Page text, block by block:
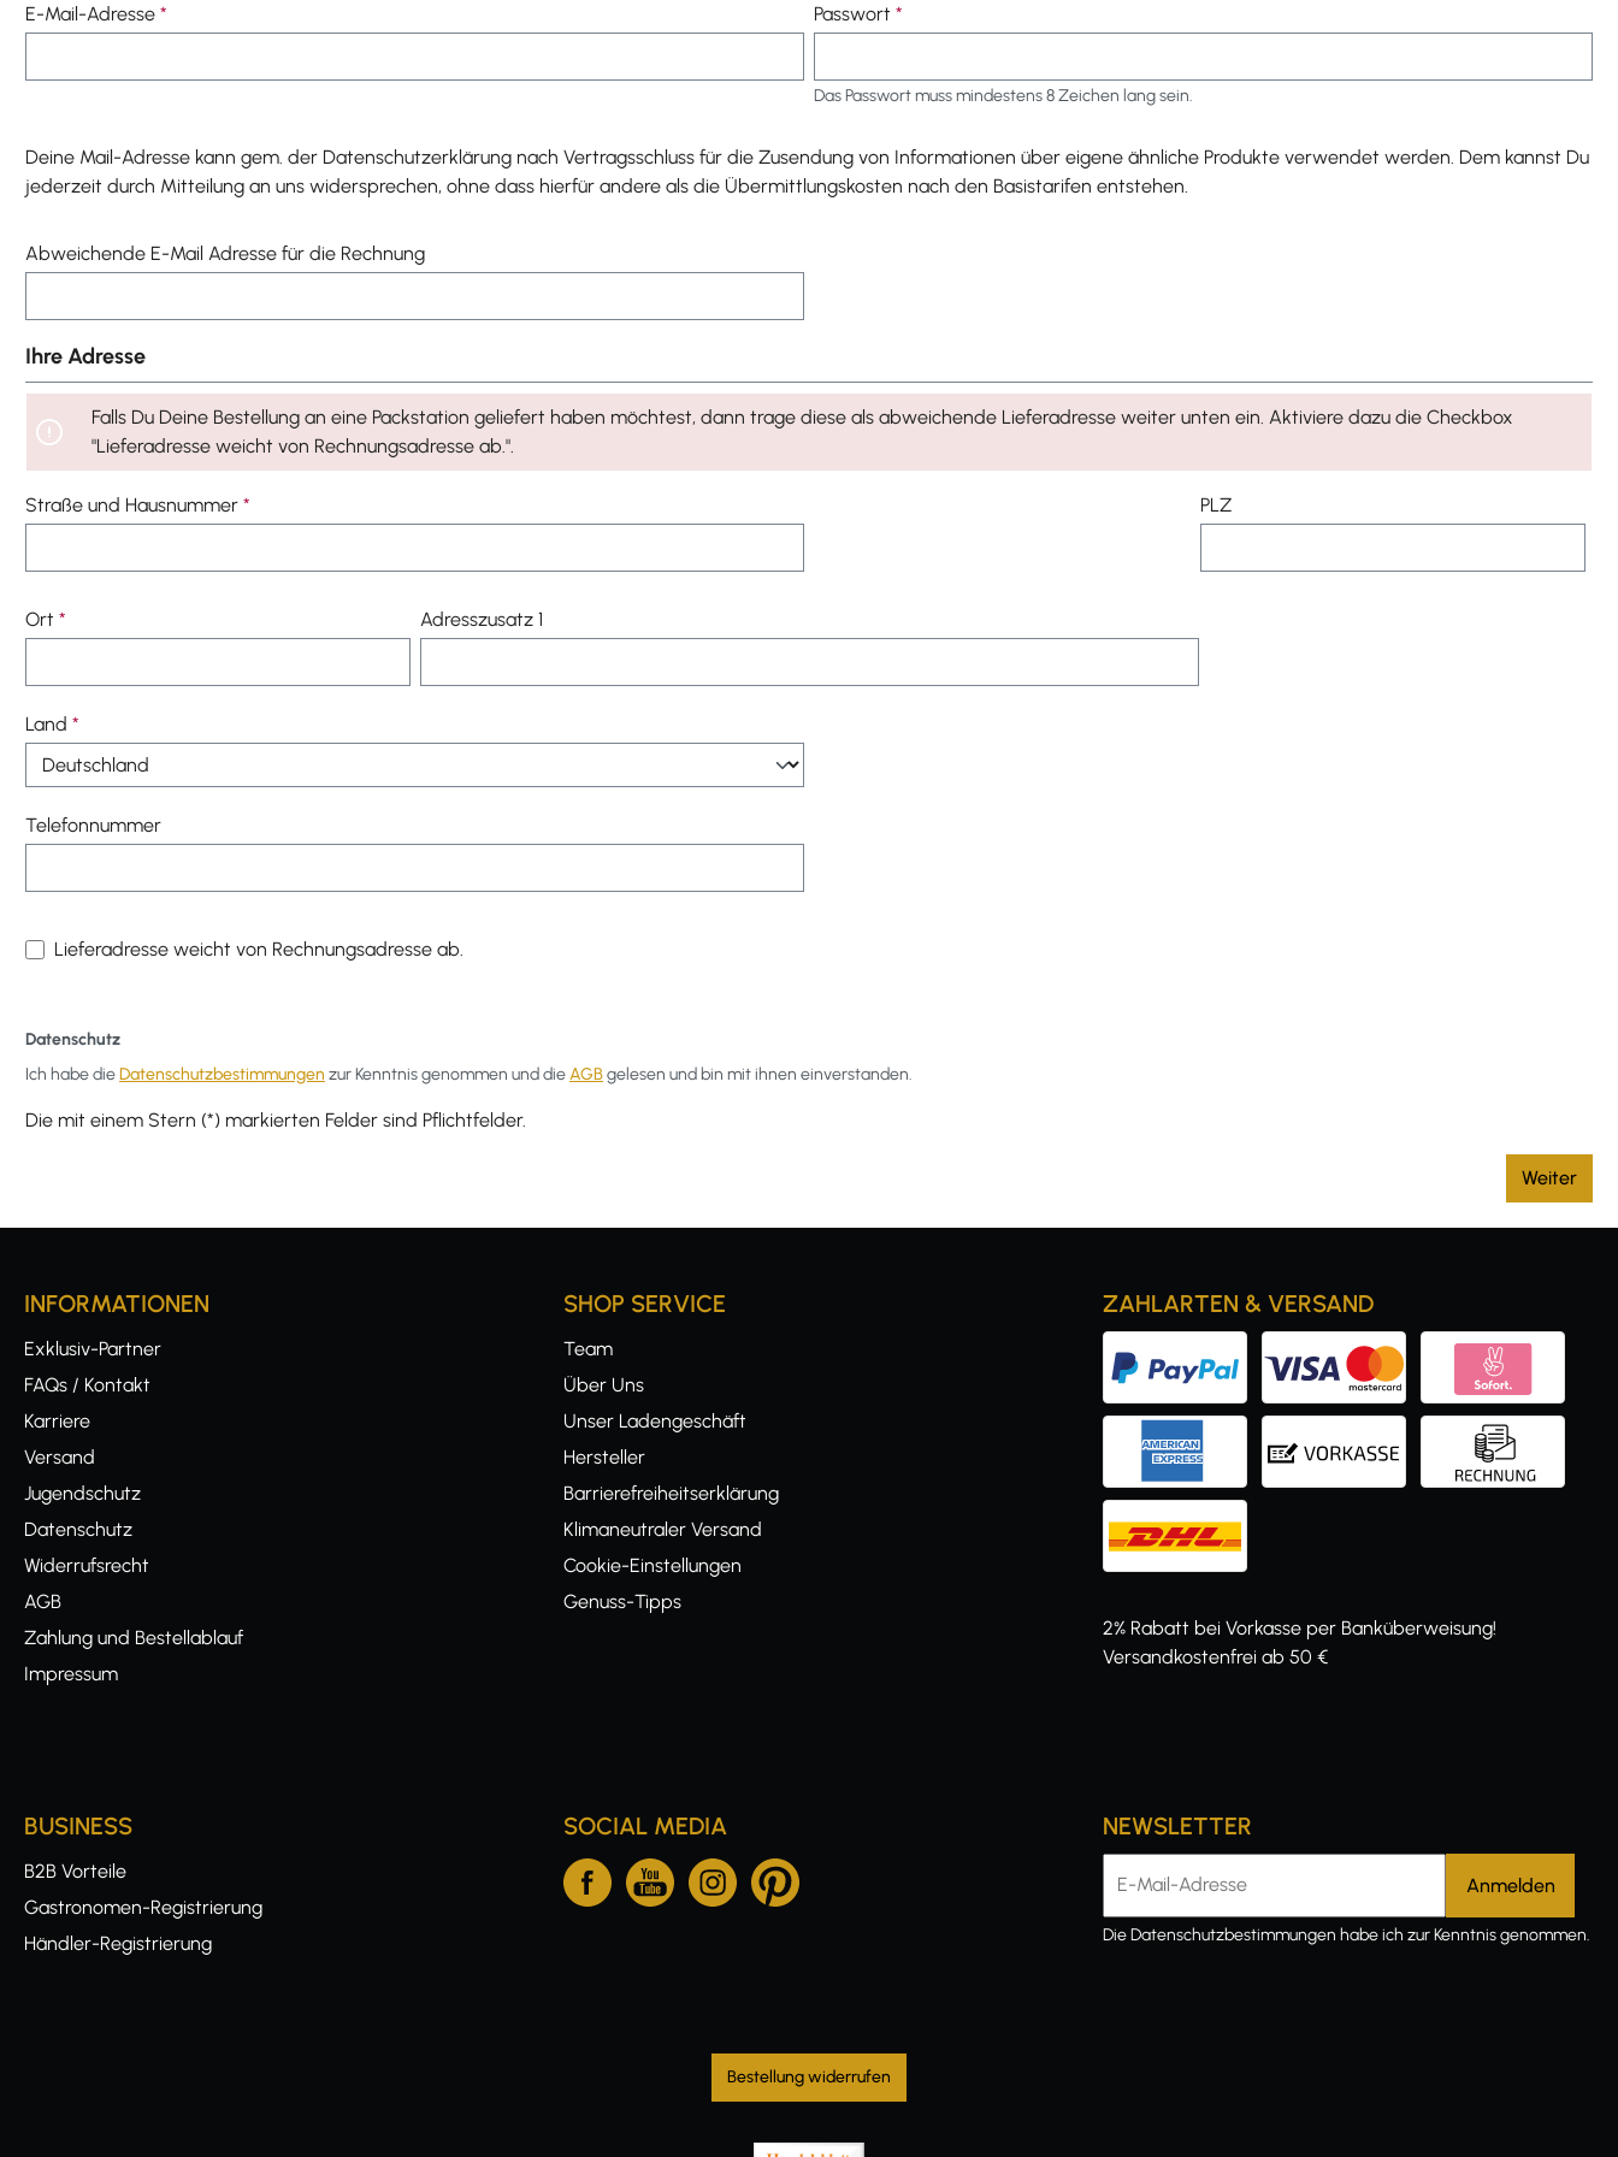
E-Mail-Adresse * Passwort *
Das Passwort muss mindestens 8 Zeichen lang sein.
Deine Mail-Adresse kann gem. der Datenschutzerklärung nach Vertragsschluss für die Zusendung von Informationen über eigene ähnliche Produkte verwendet werden. Dem kannst Du
jederzeit durch Mitteilung an uns widersprechen, ohne dass hierfür andere als die Übermittlungskosten nach den Basistarifen entstehen.
Abweichende E-Mail Adresse für die Rechnung
Ihre Adresse
Falls Du Deine Bestellung an eine Packstation geliefert haben möchtest, dann trage diese als abweichende Lieferadresse weiter unten ein. Aktiviere dazu die Checkbox
"Lieferadresse weicht von Rechnungsadresse ab.".
Straße und Hausnummer * PLZ
Ort * Adresszusatz 1
Land *
Telefonnummer
Lieferadresse weicht von Rechnungsadresse ab.
Datenschutz
Ich habe dieDatenschutzbestimmungen zur Kenntnis genommen und dieAGBgelesen und bin mit ihnen einverstanden.
Die mit einem Stern (*) markierten Felder sind Pflichtfelder.
Weiter
INFORMATIONEN
Exklusiv-Partner
FAQs / Kontakt
Karriere
Versand
Jugendschutz
Datenschutz
Widerrufsrecht
AGB
Zahlung und Bestellablauf
Impressum
SHOP SERVICE
Team
Über Uns
Unser Ladengeschäft
Hersteller
Barrierefreiheitserklärung
Klimaneutraler Versand
Cookie-Einstellungen
Genuss-Tipps
ZAHLARTEN & VERSAND
2% Rabatt bei Vorkasse per Banküberweisung!
Versandkostenfrei ab 50 €
BUSINESS
B2B Vorteile
Gastronomen-Registrierung
Händler-Registrierung
SOCIAL MEDIA NEWSLETTER
E-Mail-Adresse
DieDatenschutzbestimmungen habe ich zur Kenntnis genommen.
Bestellung widerrufen